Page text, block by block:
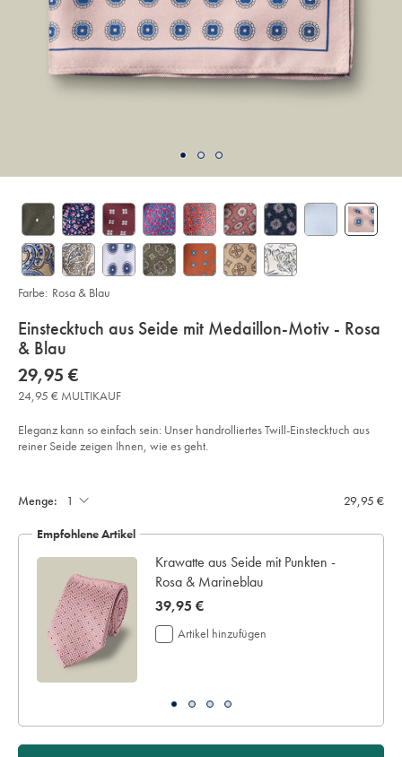
details
about
product:
Einstecktuch aus Seide mit Medaillon-Motiv - Rosa
& Blau
Details
https://www.charlestyrwhitt.com/de/einstecktuch-
aus-
seide-
mit-
motiv%C2%A0-
-
rosa-
now
29,95
€
29,95 €
24,95 € MULTIKAUF
Eleganz kann so einfach sein: Unser handrolliertes Twill-Einstecktuch aus
reiner Seide zeigen Ihnen, wie es geht.
Farbe: Rosa & Blau
Actions
cart
options
Menge: 29,95 €
Empfohlene Artikel
Krawatte aus Seide mit Punkten -
Rosa & Marineblau
now
39,95
€
39,95 €
Artikel hinzufügen